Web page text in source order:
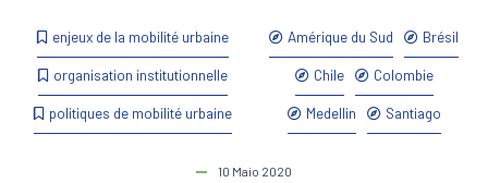
enjeux de la mobilité urbaine
organisation institutionnelle
politiques de mobilité urbaine
Amérique du Sud Brésil
Chile Colombie
Medellin Santiago
10 Maio 2020